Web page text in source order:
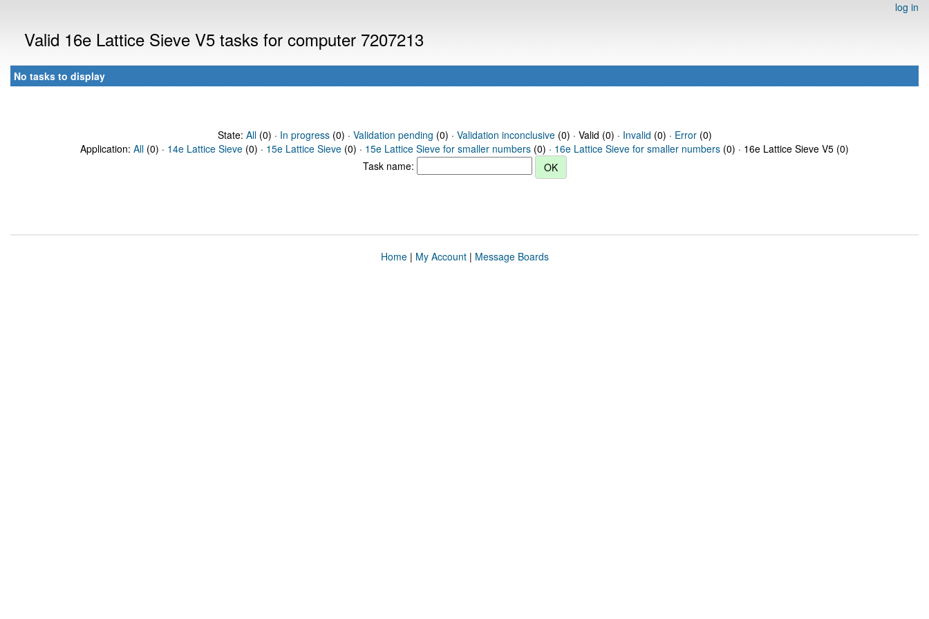
log in
Valid 16e Lattice Sieve V5 tasks for computer 7207213
No tasks to display
State: All(0) · In progress(0) · Validation pending (0) · Validation inconclusive(0) · Valid (0) · Invalid (0) · Error(0)
Application: All (0) · 14e Lattice Sieve (0) · 15e Lattice Sieve (0) · 15e Lattice Sieve for smaller numbers (0) · 16e Lattice Sieve for smaller numbers (0) · 16e Lattice Sieve V5 (0)
Task name:
Home| My Account| Message Boards